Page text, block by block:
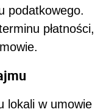
podatkowego.
płatności,
lokali w umowie